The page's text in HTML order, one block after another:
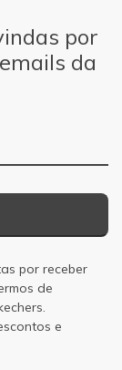
por
da
por receber
de
e